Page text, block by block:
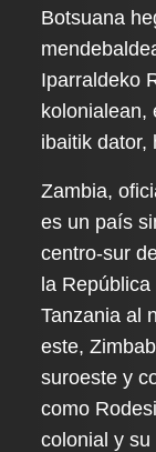
Botsuana
Iparraldeko
kolonialean,
ibaitik dator,
Zambia,
es un país
centro-sur
la
Tanzania al
este,
suroeste y
como
colonial y